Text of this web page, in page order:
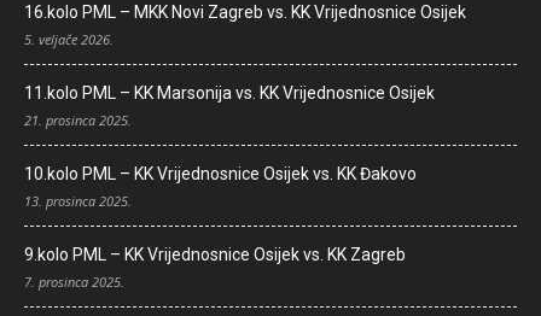
16.kolo PML – MKK Novi Zagreb vs. KK Vrijednosnice Osijek
5. veljače 2026.
11.kolo PML – KK Marsonija vs. KK Vrijednosnice Osijek
21. prosinca 2025.
10.kolo PML – KK Vrijednosnice Osijek vs. KK Đakovo
13. prosinca 2025.
9.kolo PML – KK Vrijednosnice Osijek vs. KK Zagreb
7. prosinca 2025.